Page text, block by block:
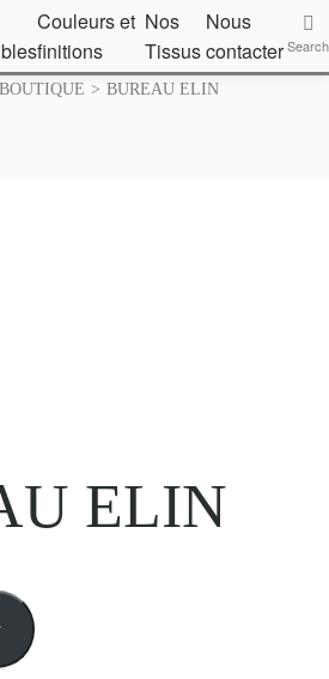
Couleurs et
finitions
Nos
Tissus
Nous
contacterSearch
BOUTIQUE > BUREAU ELIN
ELIN